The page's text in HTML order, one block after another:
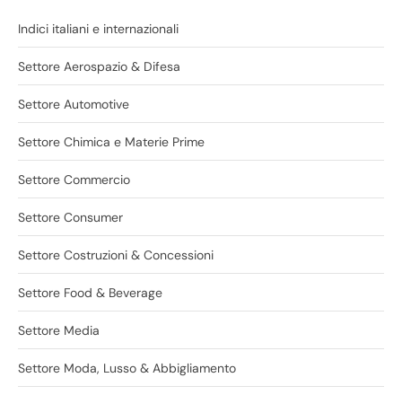
Indici italiani e internazionali
Settore Aerospazio & Difesa
Settore Automotive
Settore Chimica e Materie Prime
Settore Commercio
Settore Consumer
Settore Costruzioni & Concessioni
Settore Food & Beverage
Settore Media
Settore Moda, Lusso & Abbigliamento